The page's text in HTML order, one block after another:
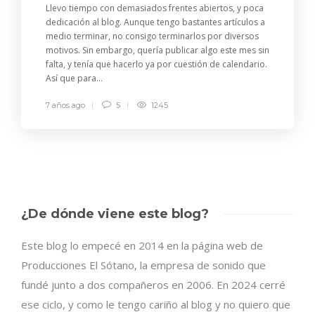
Llevo tiempo con demasiados frentes abiertos, y poca
dedicación al blog. Aunque tengo bastantes artículos a
medio terminar, no consigo terminarlos por diversos
motivos. Sin embargo, quería publicar algo este mes sin
falta, y tenía que hacerlo ya por cuestión de calendario.
Así que para...
7 años ago 5 1245
¿De dónde viene este blog?
Este blog lo empecé en 2014 en la página web de
Producciones El Sótano, la empresa de sonido que
fundé junto a dos compañeros en 2006. En 2024 cerré
ese ciclo, y como le tengo cariño al blog y no quiero que